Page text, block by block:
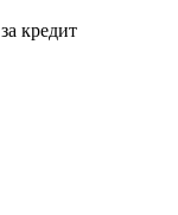
кредит